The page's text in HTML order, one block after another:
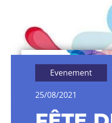
Evenement
25/08/2021